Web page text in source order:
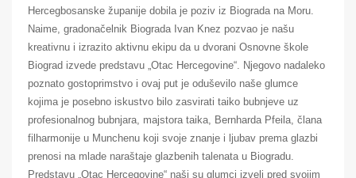
Hercegbosanske županije dobila je poziv iz Biograda na Moru.
Naime, gradonačelnik Biograda Ivan Knez pozvao je našu
kreativnu i izrazito aktivnu ekipu da u dvorani Osnovne škole
Biograd izvede predstavu „Otac Hercegovine“. Njegovo nadaleko
poznato gostoprimstvo i ovaj put je oduševilo naše glumce
kojima je posebno iskustvo bilo zasvirati taiko bubnjeve uz
profesionalnog bubnjara, majstora taika, Bernharda Pfeila, člana
filharmonije u Munchenu koji svoje znanje i ljubav prema glazbi
prenosi na mlade naraštaje glazbenih talenata u Biogradu.
Predstavu „Otac Hercegovine“ naši su glumci izveli pred svojim